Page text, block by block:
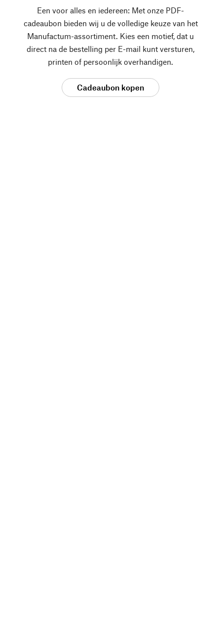
Een voor alles en iedereen: Met onze PDF-
cadeaubon bieden wij u de volledige keuze van het
Manufactum-assortiment. Kies een motief, dat u
direct na de bestelling per E-mail kunt versturen,
printen of persoonlijk overhandigen.
Cadeaubon kopen